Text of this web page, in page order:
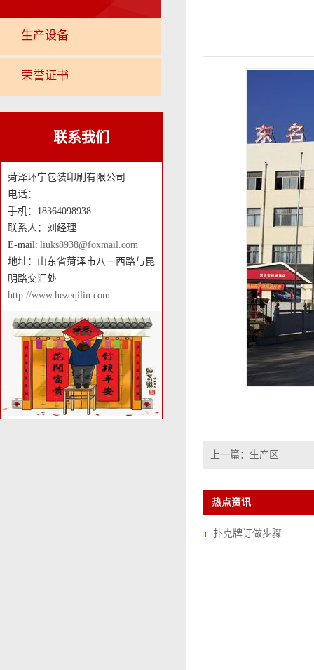
生产设备
荣誉证书
联系我们
菏泽环宇包装印刷有限公司
电话：
手机：18364098938
联系人：刘经理
E-mail: liuks8938@foxmail.com
地址：山东省菏泽市八一西路与昆
明路交汇处
http://www.hezeqilin.com
上一篇： 生产区
热点资讯
扑克牌订做步骤